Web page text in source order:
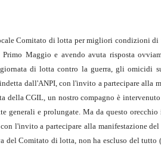
Comitato di lotta per migliori condizioni
Maggio e avendo avuta risposta
di lotta contro la guerra, gli omicidi
dall'ANPI, con l'invito a partecipare
della CGIL, un nostro compagno è
generali e prolungate. Ma da questo
l'invito a partecipare alla manifestazione
del Comitato di lotta, non ha escluso del